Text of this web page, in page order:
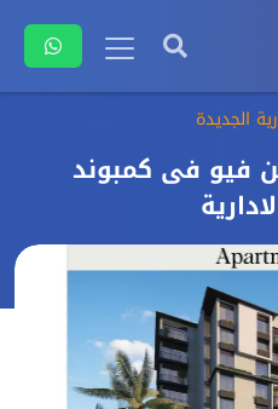
الجديدة
اوبن فيو فى كمبوند